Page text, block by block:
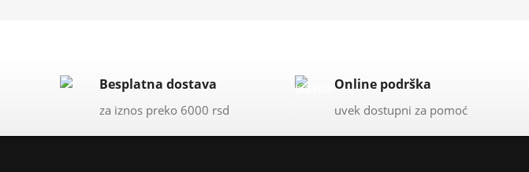
Besplatna dostava
za iznos preko 6000 rsd
Online podrška
uvek dostupni za pomoć